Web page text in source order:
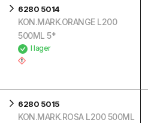
6280 5014
KON.MARK.ORANGE L200
500ML 5*
I lager
6280 5015
KON.MARK.ROSA L200 500ML